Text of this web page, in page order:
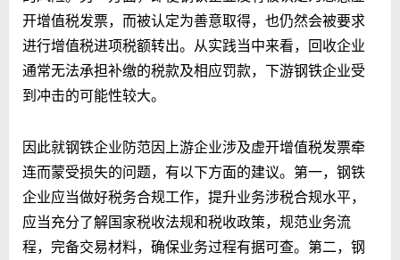
开增值税发票，而被认定为善意取得，也仍然会被要求
进行增值税进项税额转出。从实践当中来看，回收企业
通常无法承担补缴的税款及相应罚款，下游钢铁企业受
到冲击的可能性较大。
因此就钢铁企业防范因上游企业涉及虚开增值税发票牵
连而蒙受损失的问题，有以下方面的建议。第一，钢铁
企业应当做好税务合规工作，提升业务涉税合规水平，
应当充分了解国家税收法规和税收政策，规范业务流
程，完备交易材料，确保业务过程有据可查。第二，钢